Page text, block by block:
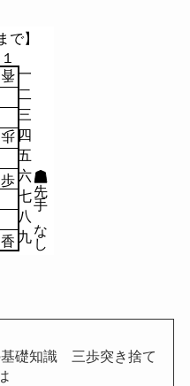
で】
一
二
三
四
五
六
七
八
１
九
香
歩
歩
香 し
な
手
先
礎知識 三歩突き捨て